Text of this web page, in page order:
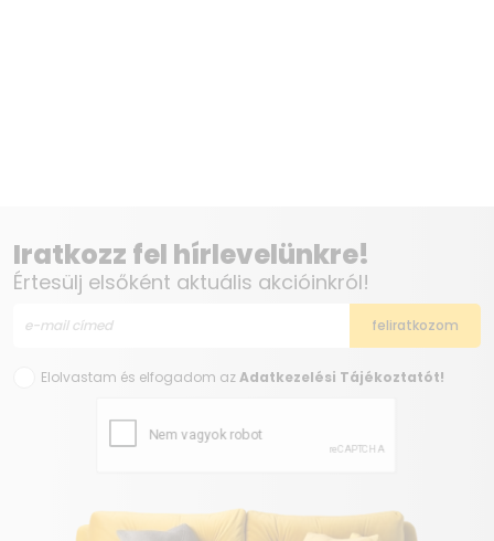
Iratkozz fel hírlevelünkre!
Értesülj elsőként aktuális akcióinkról!
Elolvastam és elfogadom azAdatkezelési Tájékoztatót!